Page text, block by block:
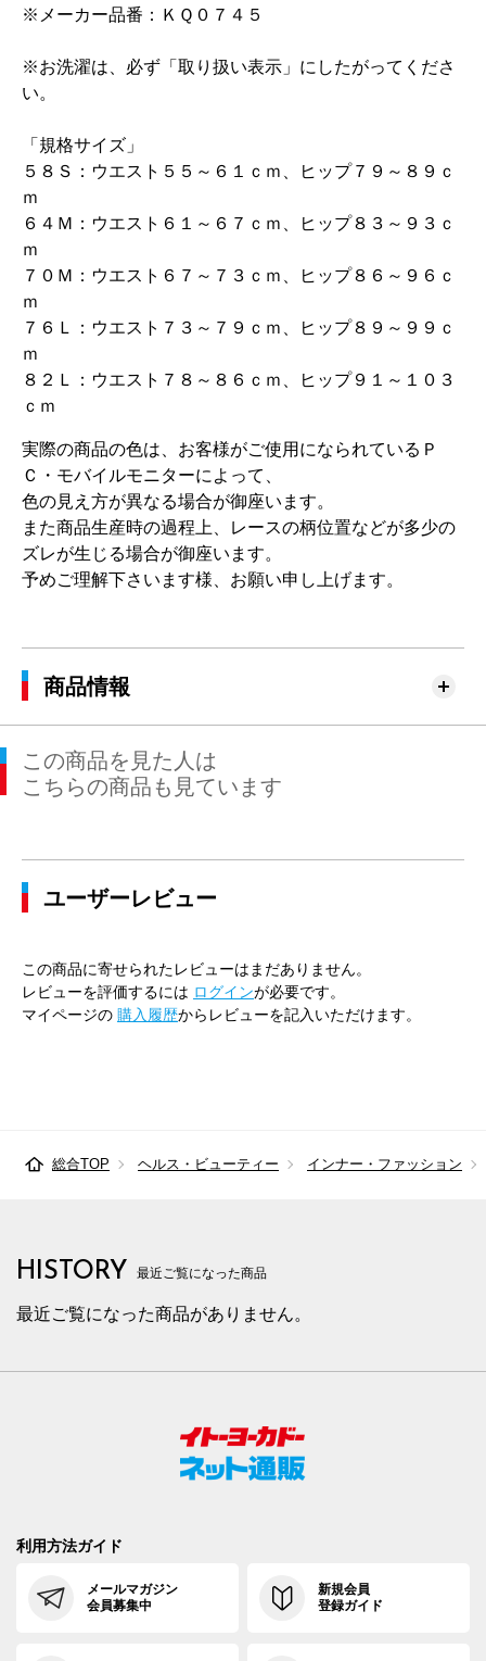
※メーカー品番：ＫＱ０７４５
※お洗濯は、必ず「取り扱い表示」にしたがってくださ
い。
「規格サイズ」
５８Ｓ：ウエスト５５～６１ｃｍ、ヒップ７９～８９ｃ
ｍ
６４Ｍ：ウエスト６１～６７ｃｍ、ヒップ８３～９３ｃ
ｍ
７０Ｍ：ウエスト６７～７３ｃｍ、ヒップ８６～９６ｃ
ｍ
７６Ｌ：ウエスト７３～７９ｃｍ、ヒップ８９～９９ｃ
ｍ
８２Ｌ：ウエスト７８～８６ｃｍ、ヒップ９１～１０３
ｃｍ
実際の商品の色は、お客様がご使用になられているＰ
Ｃ・モバイルモニターによって、
色の見え方が異なる場合が御座います。
また商品生産時の過程上、レースの柄位置などが多少の
ズレが生じる場合が御座います。
予めご理解下さいます様、お願い申し上げます。
商品情報
この商品を見た人は
こちらの商品も見ています
ユーザーレビュー
この商品に寄せられたレビューはまだありません。
レビューを評価するには ログインが必要です。
マイページの 購入履歴からレビューを記入いただけます。
総合TOP ヘルス・ビューティー インナー・ファッション
HISTORY 最近ご覧になった商品
最近ご覧になった商品がありません。
利用方法ガイド
メールマガジン
会員募集中
新規会員
登録ガイド